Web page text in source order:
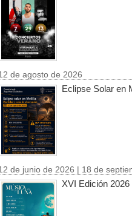
de agosto de 2026
Eclipse Solar en
de junio de 2026 | 18 de
XVI Edición